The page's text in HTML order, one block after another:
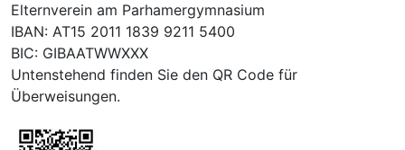
Elternverein am Parhamergymnasium
IBAN: AT15 2011 1839 9211 5400
BIC: GIBAATWWXXX
Untenstehend finden Sie den QR Code für
Überweisungen.